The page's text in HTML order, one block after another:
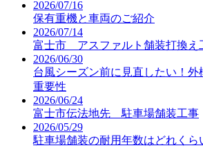
2026/07/16
保有重機と車両のご紹介
2026/07/14
富士市 アスファルト舗装打換え
2026/06/30
台風シーズン前に見直したい！
重要性
2026/06/24
富士市伝法地先 駐車場舗装工事
2026/05/29
駐車場舗装の耐用年数はどれくら